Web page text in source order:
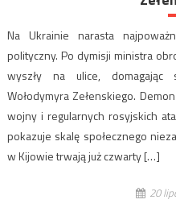
Na Ukrainie narasta
polityczny. Po dymisji ministra
wyszły na ulice, domagając
Wołodymyra Zełenskiego.
wojny i regularnych rosyjskich
pokazuje skalę społecznego
w Kijowie trwają już czwarty […]
20